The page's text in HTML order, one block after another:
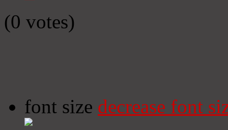
(0 votes)
font size decrease font